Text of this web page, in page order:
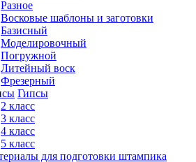
Разное
Восковые шаблоны и заготовки
Базисный
Моделировочный
Погружной
Литейный воск
Фрезерный
Гипсы
2 класс
3 класс
4 класс
5 класс